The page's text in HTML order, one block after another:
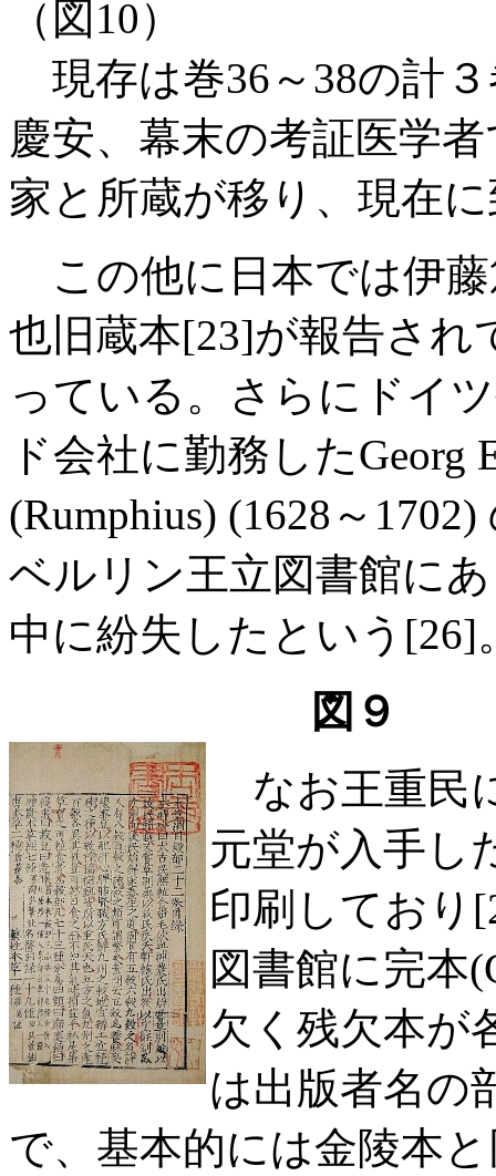
（図10）
現存は巻36～38の計
慶安、幕末の考証医学
家と所蔵が移り、現在
この他に日本では伊藤
也旧蔵本[23]が報告され
っている。さらにドイ
ド会社に勤務したGeorg
(Rumphius) (1628～
ベルリン王立図書館に
中に紛失したという[26]
図９
なお王重民
元堂が入手し
印刷しており
図書館に完本
欠く残欠本が
は出版者名の
で、基本的には金陵本